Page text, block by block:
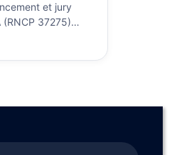
et jury
37275)
Guide complet.